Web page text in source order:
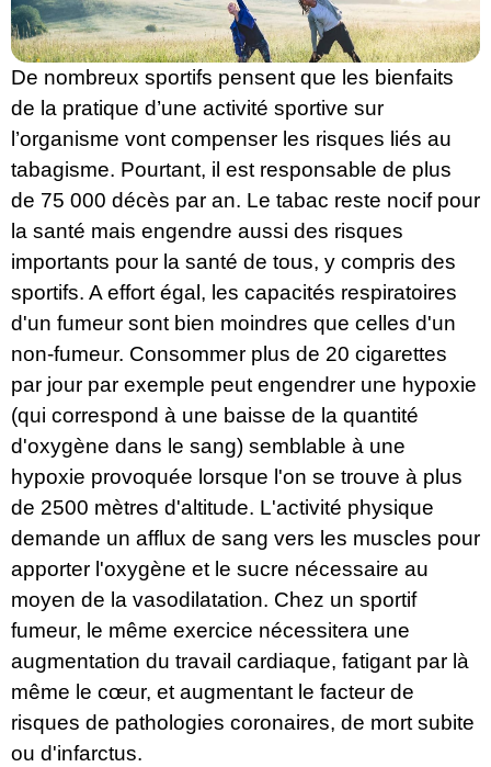
De nombreux sportifs pensent que les bienfaits
de la pratique d’une activité sportive sur
l’organisme vont compenser les risques liés au
tabagisme. Pourtant, il est responsable de plus
de 75 000 décès par an. Le tabac reste nocif pour
la santé mais engendre aussi des risques
importants pour la santé de tous, y compris des
sportifs. A effort égal, les capacités respiratoires
d'un fumeur sont bien moindres que celles d'un
non-fumeur. Consommer plus de 20 cigarettes
par jour par exemple peut engendrer une hypoxie
(qui correspond à une baisse de la quantité
d'oxygène dans le sang) semblable à une
hypoxie provoquée lorsque l'on se trouve à plus
de 2500 mètres d'altitude. L'activité physique
demande un afflux de sang vers les muscles pour
apporter l'oxygène et le sucre nécessaire au
moyen de la vasodilatation. Chez un sportif
fumeur, le même exercice nécessitera une
augmentation du travail cardiaque, fatigant par là
même le cœur, et augmentant le facteur de
risques de pathologies coronaires, de mort subite
ou d'infarctus.